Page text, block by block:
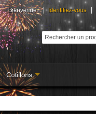
Bienvenue Identifiez-vous
Cotillons